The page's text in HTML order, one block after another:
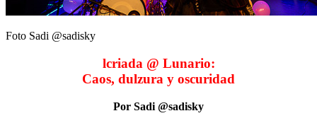
Foto Sadi @sadisky
lcriada @ Lunario:
Caos, dulzura y oscuridad
Por Sadi @sadisky